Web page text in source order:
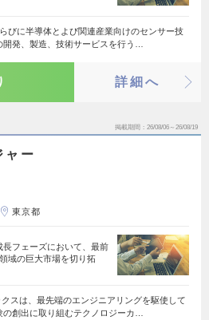
びに半導体とよび関連産業向けのセンサー技
発、製造、技術サービスを行う…
詳細へ
掲載期間 26/08/06～26/08/19
ャー
東京都
長フェーズにおいて、最前
域の巨大市場を切り拓
クスは、最先端のエンジニアリングを駆使して
創出に取り組むテクノロジーカ…